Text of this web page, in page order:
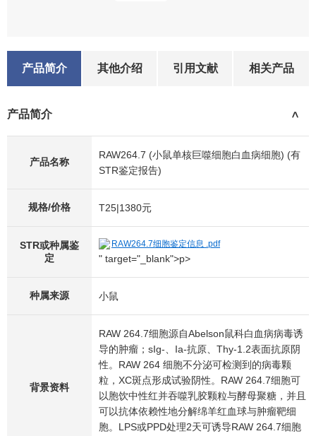
产品简介 其他介绍 引用文献 相关产品
产品简介 >
产品名称
RAW264.7 (小鼠单核巨噬细胞白血病细胞) (有
STR鉴定报告)
规格/价格 T25|1380元
STR或种属鉴
定
RAW264.7细胞鉴定信息 .pdf
" target="_blank">p>
种属来源 小鼠
背景资料
RAW 264.7细胞源自Abelson鼠科白血病病毒诱
导的肿瘤；sIg-、Ia-抗原、Thy-1.2表面抗原阴
性。RAW 264 细胞不分泌可检测到的病毒颗
粒，XC斑点形成试验阴性。RAW 264.7细胞可
以胞饮中性红并吞噬乳胶颗粒与酵母聚糖，并且
可以抗体依赖性地分解绵羊红血球与肿瘤靶细
胞。LPS或PPD处理2天可诱导RAW 264.7细胞